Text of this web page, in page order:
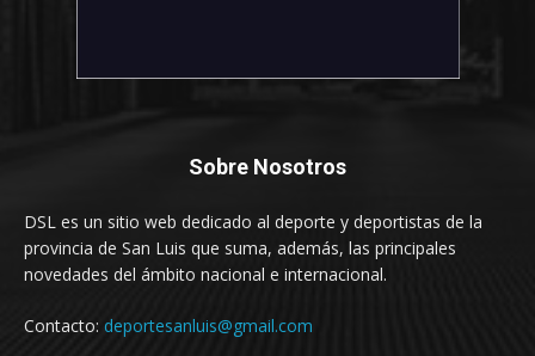
Sobre Nosotros
DSL es un sitio web dedicado al deporte y deportistas de la
provincia de San Luis que suma, además, las principales
novedades del ámbito nacional e internacional.
Contacto: deportesanluis@gmail.com